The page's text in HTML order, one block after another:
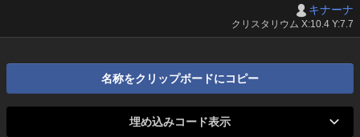
キナーナ
クリスタリウム X:10.4 Y:7.7
名称をクリップボードにコピー
埋め込みコード表示